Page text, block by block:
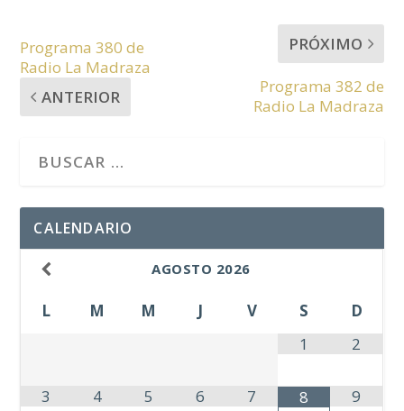
Programa 380 de
Radio La Madraza
ANTERIOR
PRÓXIMO
Programa 382 de
Radio La Madraza
CALENDARIO
AGOSTO 2026
L M M J V S
D
1
2
3 4 5 6 7 8 9